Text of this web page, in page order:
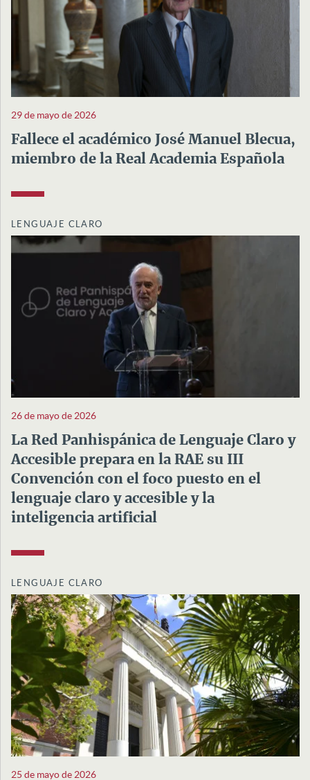
29 de mayo de 2026
Fallece el académico José Manuel Blecua,
miembro de la Real Academia Española
LENGUAJE CLARO
26 de mayo de 2026
La Red Panhispánica de Lenguaje Claro y
Accesible prepara en la RAE su III
Convención con el foco puesto en el
lenguaje claro y accesible y la
inteligencia artificial
LENGUAJE CLARO
25 de mayo de 2026